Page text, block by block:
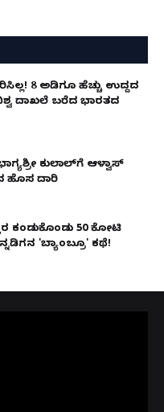
8 ಅಡಿಗೂ ಹೆಚ್ಚು ಉದ್ದದ
ದಾಖಲೆ ಬರೆದ ಭಾರತದ
ಕುಲಾಲ್‌ಗೆ ಆಳ್ವಾಸ್
ಹೊಸ ದಾರಿ
ಕಂಡುಕೊಂಡು ₹50 ಕೋಟಿ
'ಬ್ಯಾಂಬ್ರೂ' ಕಥೆ!